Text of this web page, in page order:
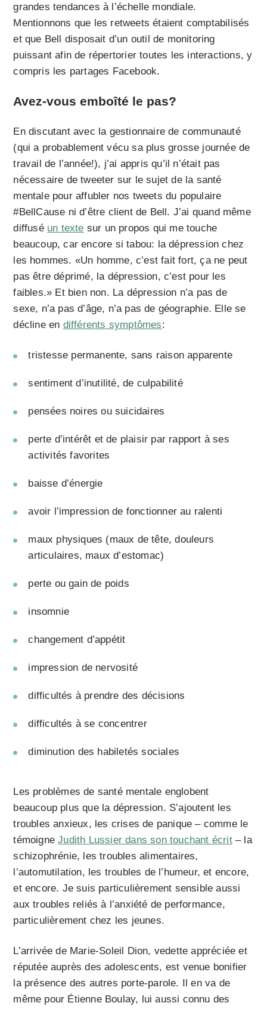
grandes tendances à l’échelle mondiale.
Mentionnons que les retweets étaient comptabilisés
et que Bell disposait d’un outil de monitoring
puissant afin de répertorier toutes les interactions, y
compris les partages Facebook.
Avez-vous emboîté le pas?
En discutant avec la gestionnaire de communauté
(qui a probablement vécu sa plus grosse journée de
travail de l’année!), j’ai appris qu’il n’était pas
nécessaire de tweeter sur le sujet de la santé
mentale pour affubler nos tweets du populaire
#BellCause ni d’être client de Bell. J’ai quand même
diffusé un texte sur un propos qui me touche
beaucoup, car encore si tabou: la dépression chez
les hommes. «Un homme, c’est fait fort, ça ne peut
pas être déprimé, la dépression, c’est pour les
faibles.» Et bien non. La dépression n’a pas de
sexe, n’a pas d’âge, n’a pas de géographie. Elle se
décline en différents symptômes:
tristesse permanente, sans raison apparente
sentiment d’inutilité, de culpabilité
pensées noires ou suicidaires
perte d’intérêt et de plaisir par rapport à ses
activités favorites
baisse d’énergie
avoir l’impression de fonctionner au ralenti
maux physiques (maux de tête, douleurs
articulaires, maux d’estomac)
perte ou gain de poids
insomnie
changement d’appétit
impression de nervosité
difficultés à prendre des décisions
difficultés à se concentrer
diminution des habiletés sociales
Les problèmes de santé mentale englobent
beaucoup plus que la dépression. S’ajoutent les
troubles anxieux, les crises de panique – comme le
témoigneJudith Lussier dans son touchant écrit– la
schizophrénie, les troubles alimentaires,
l’automutilation, les troubles de l’humeur, et encore,
et encore. Je suis particulièrement sensible aussi
aux troubles reliés à l’anxiété de performance,
particulièrement chez les jeunes.
L’arrivée de Marie-Soleil Dion, vedette appréciée et
réputée auprès des adolescents, est venue bonifier
la présence des autres porte-parole. Il en va de
même pour Étienne Boulay, lui aussi connu des